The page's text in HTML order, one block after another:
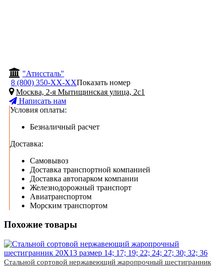
"Атиссталь"
8 (800) 350-ХХ-ХХПоказать номер
Москва, 2-я Мытищинская улица, 2с1
Написать нам
Условия оплаты:
Безналичный расчет
Доставка:
Самовывоз
Доставка транспортной компанией
Доставка автопарком компании
Железнодорожный транспорт
Авиатранспортом
Морским транспортом
Похожие товары
Стальной сортовой нержавеющий жаропрочный шестигранник